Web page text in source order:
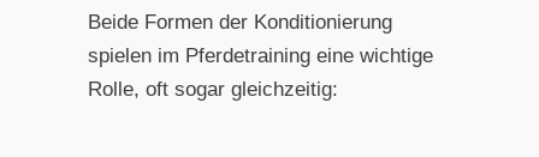
Beide Formen der Konditionierung
spielen im Pferdetraining eine wichtige
Rolle, oft sogar gleichzeitig: